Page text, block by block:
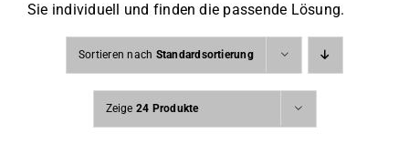
Sie individuell und finden die passende Lösung.
Sortieren nach Standardsortierung
Zeige 24 Produkte